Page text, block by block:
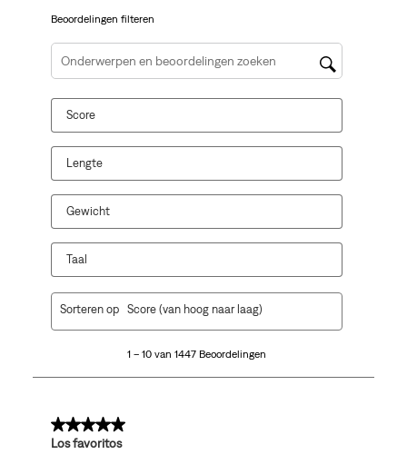
Beoordelingen filteren
Onderwerpen en beoordelingen zoeken per regio
Score
Lengte
Gewicht
Taal
1447
1 – 10 van 1447 Beoordelingen
Sorteren op Score (van hoog naar laag)
5 van 5 sterren.
Los favoritos